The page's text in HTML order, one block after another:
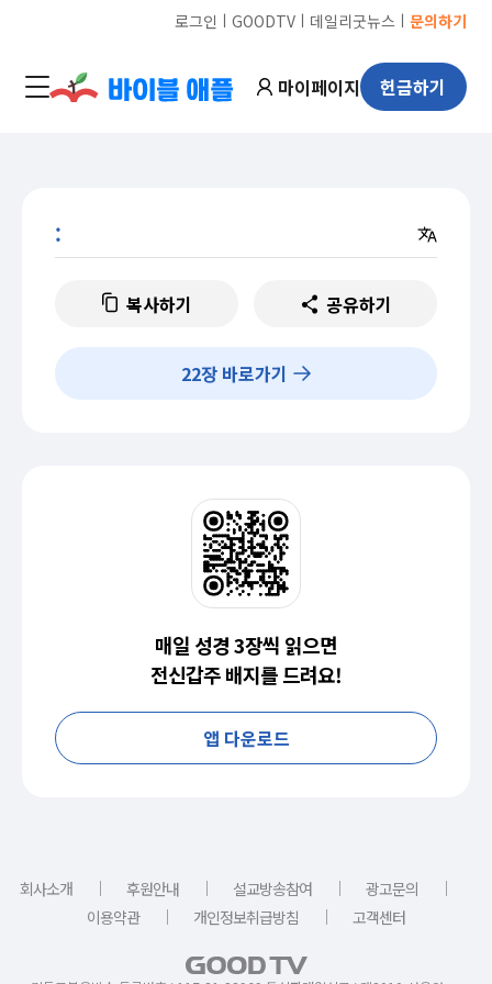
로그인 ㅣ GOODTVㅣ 데일리굿뉴스 ㅣ 문의하기
마이페이지 헌금하기
:
복사하기 공유하기
22장 바로가기
매일 성경 3장씩 읽으면
전신갑주 배지를 드려요!
앱 다운로드
회사소개 ｜ 후원안내 ｜ 설교방송참여 ｜ 광고문의
｜
이용약관
｜ 개인정보취급방침 ｜ 고객센터